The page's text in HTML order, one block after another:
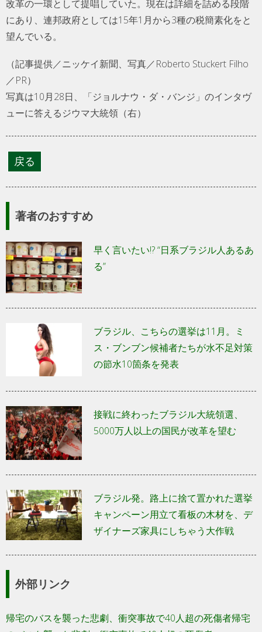
改革の一環として提唱していた。現在は詳細を詰める段階
にあり、連邦政府としては15年1月から3種の税簡素化をと
望んでいる。
（記事提供／ニッケイ新聞、写真／Roberto Stuckert Filho
／PR）
写真は10月28日、「ジョルナウ・ダ・バンジ」のインタヴ
ューに答えるジウマ大統領（右）
著者のおすすめ
早く言いたい!? “日系ブラジル人あるあ
る”
ブラジル、こちらの選挙は11月。ミ
ス・ブンブン候補者たちが水不足対策
の節水10箇条を発表
接戦に終わったブラジル大統領選、
5000万人以上の国民が改革を望む
ブラジル発。路上に捨て置かれた選挙
キャンペーン用立て看板の木材を、デ
ザイナーズ家具にしちゃう大作戦
外部リンク
帰宅のバスを襲った悲劇、衝突事故で40人超の死傷者帰宅